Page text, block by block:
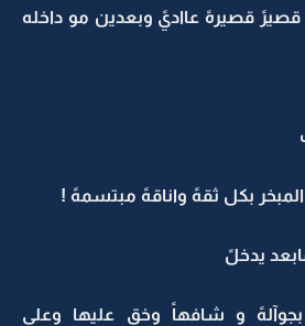
قصيرً قصيرهً عااديً وبعدين مو داخله
بكل ثقهً واناقهً مبتسمهً !
يدخلً
و شافهاً وخق عليها وعلى